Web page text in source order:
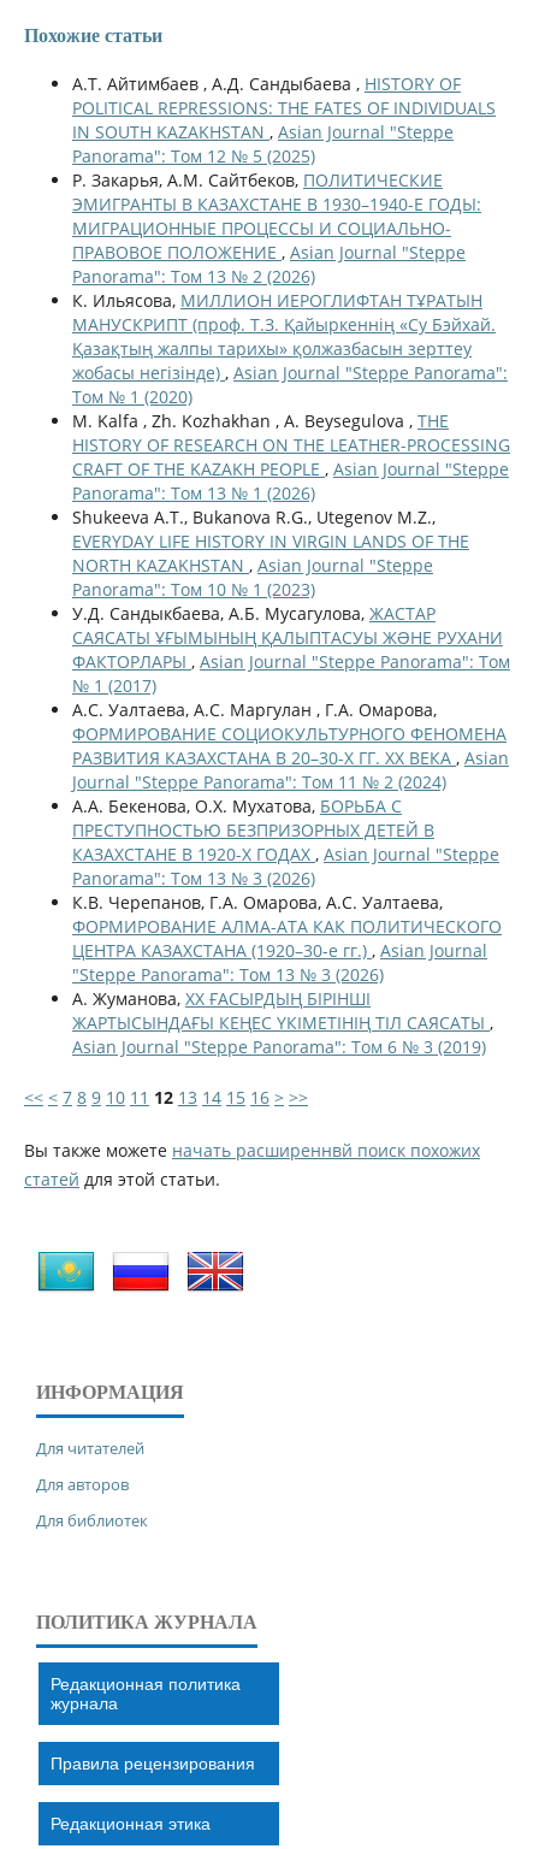
Похожие статьи
А.Т. Айтимбаев , А.Д. Сандыбаева , HISTORY OF
POLITICAL REPRESSIONS: THE FATES OF INDIVIDUALS
IN SOUTH KAZAKHSTAN , Asian Journal "Steppe
Panorama": Том 12 № 5 (2025)
Р. Закарья, A.M. Сайтбеков, ПОЛИТИЧЕСКИЕ
ЭМИГРАНТЫ В КАЗАХСТАНЕ В 1930–1940-Е ГОДЫ:
МИГРАЦИОННЫЕ ПРОЦЕССЫ И СОЦИАЛЬНО-
ПРАВОВОЕ ПОЛОЖЕНИЕ , Asian Journal "Steppe
Panorama": Том 13 № 2 (2026)
К. Ильясова, МИЛЛИОН ИЕРОГЛИФТАН ТҰРАТЫН
МАНУСКРИПТ (проф. Т.З. Қайыркеннің «Су Бэйхай.
Қазақтың жалпы тарихы» қолжазбасын зерттеу
жобасы негізінде) , Asian Journal "Steppe Panorama":
Том № 1 (2020)
M. Kalfa , Zh. Kozhakhan , A. Beysegulova , THE
HISTORY OF RESEARCH ON THE LEATHER-PROCESSING
CRAFT OF THE KAZAKH PEOPLE , Asian Journal "Steppe
Panorama": Том 13 № 1 (2026)
Shukeeva A.T., Bukanova R.G., Utegenov M.Z.,
EVERYDAY LIFE HISTORY IN VIRGIN LANDS OF THE
NORTH KAZAKHSTAN , Asian Journal "Steppe
Panorama": Том 10 № 1 (2023)
У.Д. Сандыкбаева, А.Б. Мусагулова, ЖАСТАР
САЯСАТЫ ҰҒЫМЫНЫҢ ҚАЛЫПТАСУЫ ЖƏНЕ РУХАНИ
ФАКТОРЛАРЫ , Asian Journal "Steppe Panorama": Том
№ 1 (2017)
А.С. Уалтаева, А.С. Маргулан , Г.А. Омарова,
ФОРМИРОВАНИЕ СОЦИОКУЛЬТУРНОГО ФЕНОМЕНА
РАЗВИТИЯ КАЗАХСТАНА В 20–30-Х ГГ. XX ВЕКА , Asian
Journal "Steppe Panorama": Том 11 № 2 (2024)
А.А. Бекенова, О.Х. Мухатова, БОРЬБА С
ПРЕСТУПНОСТЬЮ БЕЗПРИЗОРНЫХ ДЕТЕЙ В
КАЗАХСТАНЕ В 1920-Х ГОДАХ , Asian Journal "Steppe
Panorama": Том 13 № 3 (2026)
К.В. Черепанов, Г.А. Омарова, А.С. Уалтаева,
ФОРМИРОВАНИЕ АЛМА-АТА КАК ПОЛИТИЧЕСКОГО
ЦЕНТРА КАЗАХСТАНА (1920–30-е гг.) , Asian Journal
"Steppe Panorama": Том 13 № 3 (2026)
А. Жуманова, ХХ ҒАСЫРДЫҢ БІРІНШІ
ЖАРТЫСЫНДАҒЫ КЕҢЕС ҮКІМЕТІНІҢ ТІЛ САЯСАТЫ ,
Asian Journal "Steppe Panorama": Том 6 № 3 (2019)
<< < 7 8 9 10 11 12 13 14 15 16 > >>
Вы также можете начать расширеннвй поиск похожих
статей для этой статьи.
ИНФОРМАЦИЯ
Для читателей
Для авторов
Для библиотек
ПОЛИТИКА ЖУРНАЛА
Редакционная политика
журнала
Правила рецензирования
Редакционная этика